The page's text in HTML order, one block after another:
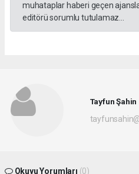
muhataplar haberi geçen
editörü sorumlu tutulamaz...
Tayfun Şahin
Okuyu Yorumları (0)